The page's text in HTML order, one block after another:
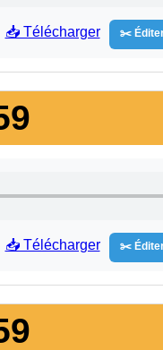
📥 Télécharger ✂️
📥 Télécharger ✂️